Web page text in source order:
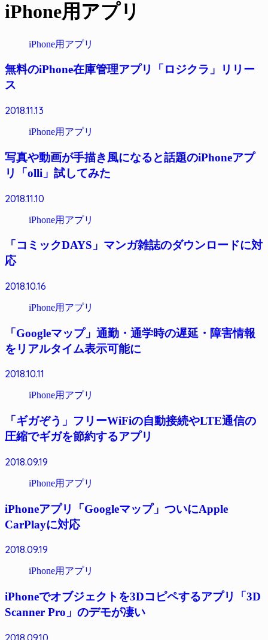
iPhone用アプリ
iPhone用アプリ
無料のiPhone在庫管理アプリ「ロジクラ」リリー
ス
2018.11.13
iPhone用アプリ
写真や動画が手描き風になると話題のiPhoneアプ
リ「olli」試してみた
2018.11.10
iPhone用アプリ
「コミックDAYS」マンガ雑誌のダウンロードに対
応
2018.10.16
iPhone用アプリ
「Googleマップ」通勤・通学時の遅延・障害情報
をリアルタイム表示可能に
2018.10.11
iPhone用アプリ
「ギガぞう」フリーWiFiの自動接続やLTE通信の
圧縮でギガを節約するアプリ
2018.09.19
iPhone用アプリ
iPhoneアプリ「Googleマップ」ついにApple
CarPlayに対応
2018.09.19
iPhone用アプリ
iPhoneでオブジェクトを3Dコピペするアプリ「3D
Scanner Pro」のデモが凄い
2018.09.10